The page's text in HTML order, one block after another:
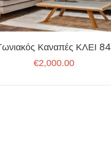
Καναπές ΚΛΕΙ 84
€2,000.00